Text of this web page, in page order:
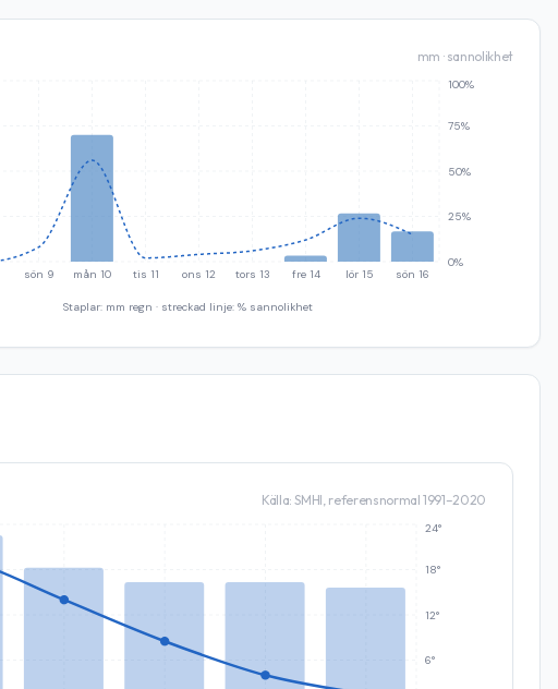
mm · sannolikhet
sön 9 mån 10 tis 11 ons 12 tors 13 fre 14 lör 15 sön 16
0%
25%
50%
75%
100%
Staplar: mm regn · streckad linje: % sannolikhet
Källa: SMHI, referensnormal 1991–2020
6°
12°
18°
24°